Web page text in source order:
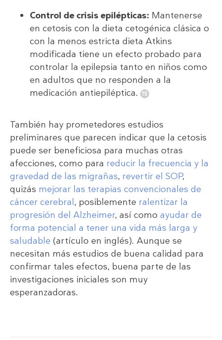
Control de crisis epilépticas: Mantenerse
en cetosis con la dieta cetogénica clásica o
con la menos estricta dieta Atkins
modificada tiene un efecto probado para
controlar la epilepsia tanto en niños como
en adultos que no responden a la
medicación antiepiléptica.
También hay prometedores estudios
preliminares que parecen indicar que la cetosis
puede ser beneficiosa para muchas otras
afecciones, como para reducir la frecuencia y la
gravedad de las migrañas, revertir el SOP,
quizás mejorar las terapias convencionales de
cáncer cerebral, posiblemente ralentizar la
progresión del Alzheimer, así como ayudar de
forma potencial a tener una vida más larga y
saludable (artículo en inglés). Aunque se
necesitan más estudios de buena calidad para
confirmar tales efectos, buena parte de las
investigaciones iniciales son muy
esperanzadoras.